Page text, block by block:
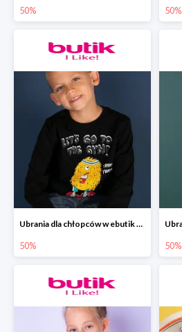
50% 50%
Ubrania dla chłopców w ebutik do -50%
50% 50%